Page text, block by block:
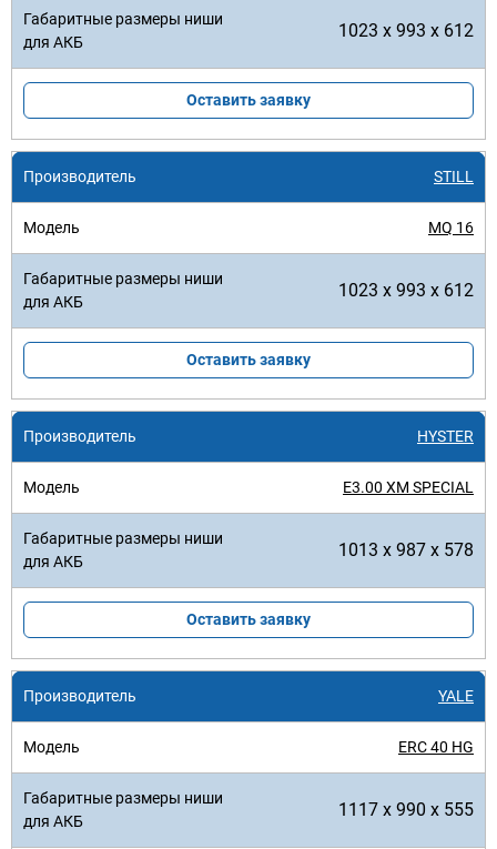
1023 x 993 x 612
Оставить заявку
STILL
MQ 16
1023 x 993 x 612
Оставить заявку
HYSTER
E3.00 XM SPECIAL
1013 x 987 x 578
Оставить заявку
YALE
ERC 40 HG
1117 x 990 x 555